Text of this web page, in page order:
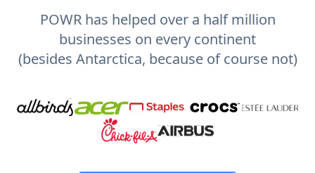
POWR has helped over a half million
businesses on every continent
(besides Antarctica, because of course not)